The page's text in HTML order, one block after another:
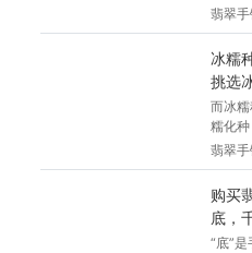
翡翠
冰糯
挑选
而冰
糯化种
翡翠
购买
底，
“底”